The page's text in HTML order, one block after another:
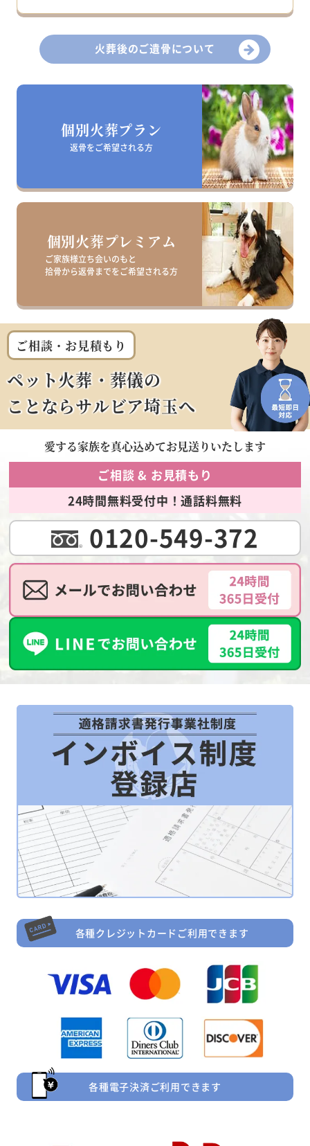
火葬後のご遺骨について
個別火葬プラン
返骨をご希望される方
個別火葬プレミアム
ご家族様立ち会いのもと
拾骨から返骨までをご希望される方
ご相談・お見積もり
ペット火葬・葬儀の
ことならサルビア埼玉へ
愛する家族を真心込めてお見送りいたします
ご相談 & お見積もり
24時間無料受付中！通話料無料
0120-549-372
各種クレジットカードご利用できます
各種電子決済ご利用できます